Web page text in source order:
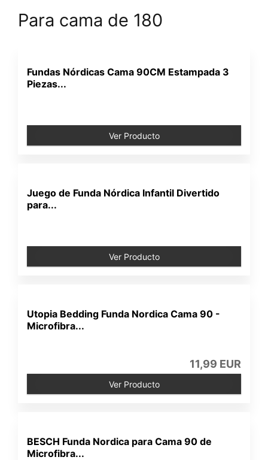
Para cama de 180
Fundas Nórdicas Cama 90CM Estampada 3
Piezas...
Ver Producto
Juego de Funda Nórdica Infantil Divertido
para...
Ver Producto
Utopia Bedding Funda Nordica Cama 90 -
Microfibra...
11,99 EUR
Ver Producto
BESCH Funda Nordica para Cama 90 de
Microfibra...